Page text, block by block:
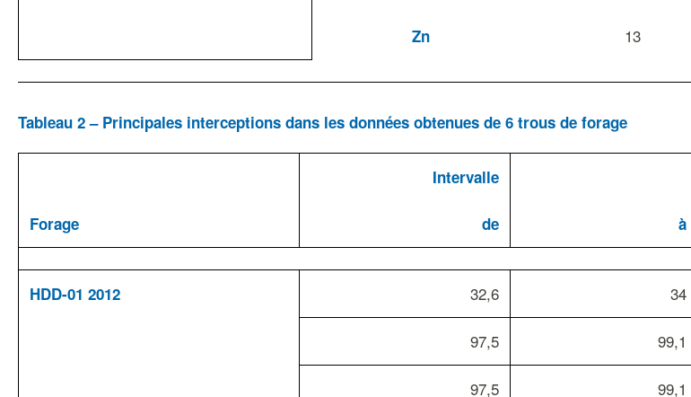
Zn 13
Tableau 2 – Principales interceptions dans les données obtenues de 6 trous de forage
Intervalle
Forage de à
HDD-01 2012 32,6 34
97,5 99,1
97,5 99,1